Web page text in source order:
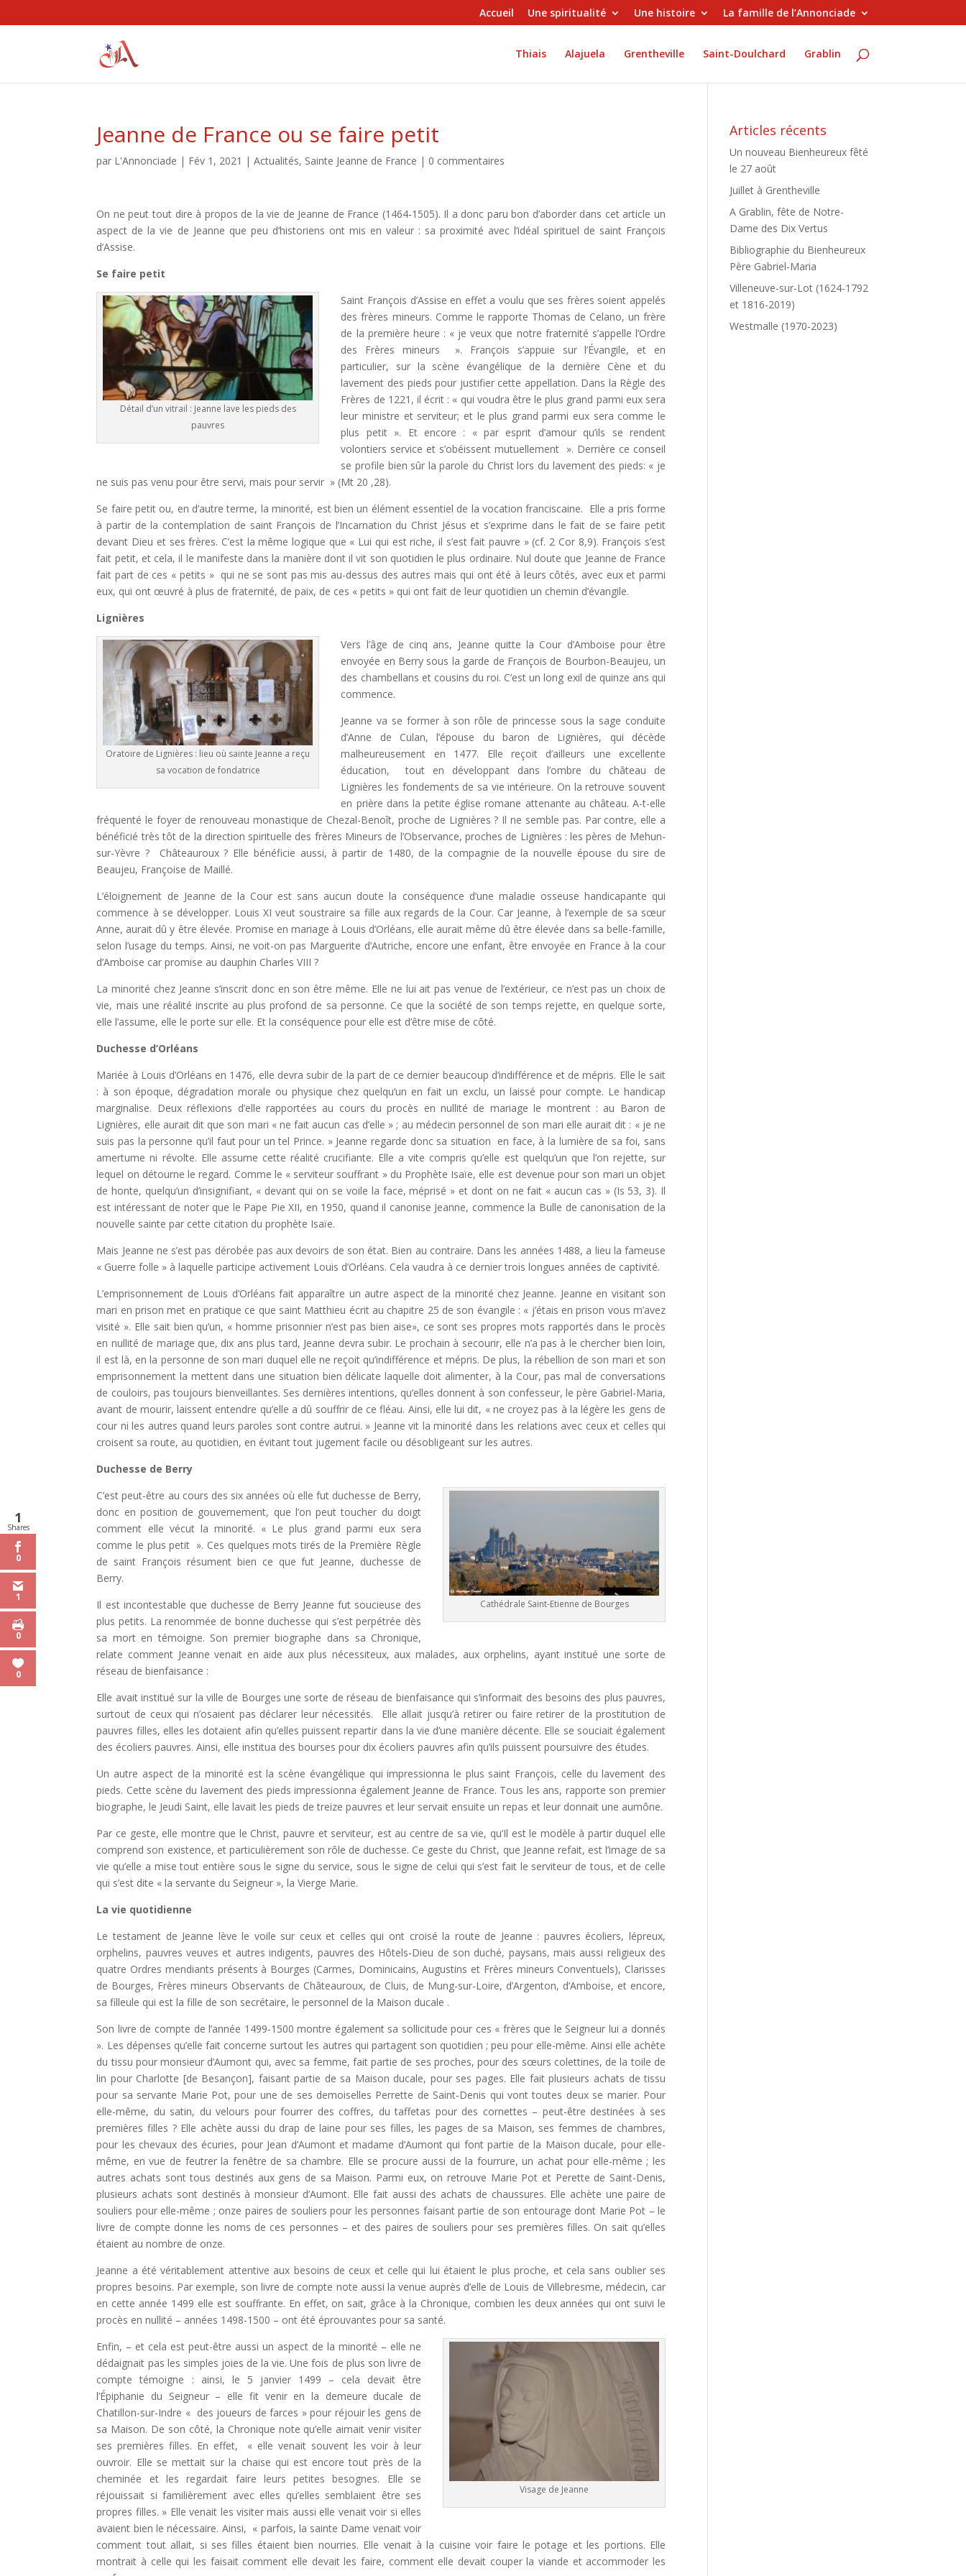
Accueil Une spiritualité Une histoire La famille de l’Annonciade
Thiais Alajuela Grentheville Saint-Doulchard Grablin
Jeanne de France ou se faire petit
par L'Annonciade | Fév 1, 2021 |Actualités, Sainte Jeanne de France | 0 commentaires
On ne peut tout dire à propos de la vie de Jeanne de France (1464-1505). Il a donc paru bon d’aborder dans cet article un
aspect de la vie de Jeanne que peu d’historiens ont mis en valeur : sa proximité avec l’idéal spirituel de saint François
d’Assise.
Se faire petit
Détail d’un vitrail : Jeanne lave les pieds des
pauvres
Saint François d’Assise en effet a voulu que ses frères soient appelés
des frères mineurs. Comme le rapporte Thomas de Celano, un frère
de la première heure : « je veux que notre fraternité s’appelle l’Ordre
des Frères mineurs ». François s’appuie sur l’Évangile, et en
particulier, sur la scène évangélique de la dernière Cène et du
lavement des pieds pour justifier cette appellation. Dans la Règle des
Frères de 1221, il écrit : « qui voudra être le plus grand parmi eux sera
leur ministre et serviteur; et le plus grand parmi eux sera comme le
plus petit ». Et encore : « par esprit d’amour qu’ils se rendent
volontiers service et s’obéissent mutuellement ». Derrière ce conseil
se profile bien sûr la parole du Christ lors du lavement des pieds: « je
ne suis pas venu pour être servi, mais pour servir » (Mt 20 ,28).
Se faire petit ou, en d’autre terme, la minorité, est bien un élément essentiel de la vocation franciscaine. Elle a pris forme
à partir de la contemplation de saint François de l’Incarnation du Christ Jésus et s’exprime dans le fait de se faire petit
devant Dieu et ses frères. C’est la même logique que « Lui qui est riche, il s’est fait pauvre » (cf. 2 Cor 8,9). François s’est
fait petit, et cela, il le manifeste dans la manière dont il vit son quotidien le plus ordinaire. Nul doute que Jeanne de France
fait part de ces « petits » qui ne se sont pas mis au-dessus des autres mais qui ont été à leurs côtés, avec eux et parmi
eux, qui ont œuvré à plus de fraternité, de paix, de ces « petits » qui ont fait de leur quotidien un chemin d’évangile.
Lignières
Oratoire de Lignières : lieu où sainte Jeanne a reçu
sa vocation de fondatrice
Vers l’âge de cinq ans, Jeanne quitte la Cour d’Amboise pour être
envoyée en Berry sous la garde de François de Bourbon-Beaujeu, un
des chambellans et cousins du roi. C’est un long exil de quinze ans qui
commence.
Jeanne va se former à son rôle de princesse sous la sage conduite
d’Anne de Culan, l’épouse du baron de Lignières, qui décède
malheureusement en 1477. Elle reçoit d’ailleurs une excellente
éducation, tout en développant dans l’ombre du château de
Lignières les fondements de sa vie intérieure. On la retrouve souvent
en prière dans la petite église romane attenante au château. A-t-elle
fréquenté le foyer de renouveau monastique de Chezal-Benoît, proche de Lignières ? Il ne semble pas. Par contre, elle a
bénéficié très tôt de la direction spirituelle des frères Mineurs de l’Observance, proches de Lignières : les pères de Mehun-
sur-Yèvre ? Châteauroux ? Elle bénéficie aussi, à partir de 1480, de la compagnie de la nouvelle épouse du sire de
Beaujeu, Françoise de Maillé.
L’éloignement de Jeanne de la Cour est sans aucun doute la conséquence d’une maladie osseuse handicapante qui
commence à se développer. Louis XI veut soustraire sa fille aux regards de la Cour. Car Jeanne, à l’exemple de sa sœur
Anne, aurait dû y être élevée. Promise en mariage à Louis d’Orléans, elle aurait même dû être élevée dans sa belle-famille,
selon l’usage du temps. Ainsi, ne voit-on pas Marguerite d’Autriche, encore une enfant, être envoyée en France à la cour
d’Amboise car promise au dauphin Charles VIII ?
La minorité chez Jeanne s’inscrit donc en son être même. Elle ne lui ait pas venue de l’extérieur, ce n’est pas un choix de
vie, mais une réalité inscrite au plus profond de sa personne. Ce que la société de son temps rejette, en quelque sorte,
elle l’assume, elle le porte sur elle. Et la conséquence pour elle est d’être mise de côté.
Duchesse d’Orléans
Mariée à Louis d’Orléans en 1476, elle devra subir de la part de ce dernier beaucoup d’indifférence et de mépris. Elle le sait
: à son époque, dégradation morale ou physique chez quelqu’un en fait un exclu, un laissé pour compte. Le handicap
marginalise. Deux réflexions d’elle rapportées au cours du procès en nullité de mariage le montrent : au Baron de
Lignières, elle aurait dit que son mari « ne fait aucun cas d’elle » ; au médecin personnel de son mari elle aurait dit : « je ne
suis pas la personne qu’il faut pour un tel Prince. » Jeanne regarde donc sa situation en face, à la lumière de sa foi, sans
amertume ni révolte. Elle assume cette réalité crucifiante. Elle a vite compris qu’elle est quelqu’un que l’on rejette, sur
lequel on détourne le regard. Comme le « serviteur souffrant » du Prophète Isaïe, elle est devenue pour son mari un objet
de honte, quelqu’un d’insignifiant, « devant qui on se voile la face, méprisé » et dont on ne fait « aucun cas » (Is 53, 3). Il
est intéressant de noter que le Pape Pie XII, en 1950, quand il canonise Jeanne, commence la Bulle de canonisation de la
nouvelle sainte par cette citation du prophète Isaïe.
Mais Jeanne ne s’est pas dérobée pas aux devoirs de son état. Bien au contraire. Dans les années 1488, a lieu la fameuse
« Guerre folle » à laquelle participe activement Louis d’Orléans. Cela vaudra à ce dernier trois longues années de captivité.
L’emprisonnement de Louis d’Orléans fait apparaître un autre aspect de la minorité chez Jeanne. Jeanne en visitant son
mari en prison met en pratique ce que saint Matthieu écrit au chapitre 25 de son évangile : « j’étais en prison vous m’avez
visité ». Elle sait bien qu’un, « homme prisonnier n’est pas bien aise», ce sont ses propres mots rapportés dans le procès
en nullité de mariage que, dix ans plus tard, Jeanne devra subir. Le prochain à secourir, elle n’a pas à le chercher bien loin,
il est là, en la personne de son mari duquel elle ne reçoit qu’indifférence et mépris. De plus, la rébellion de son mari et son
emprisonnement la mettent dans une situation bien délicate laquelle doit alimenter, à la Cour, pas mal de conversations
de couloirs, pas toujours bienveillantes. Ses dernières intentions, qu’elles donnent à son confesseur, le père Gabriel-Maria,
avant de mourir, laissent entendre qu’elle a dû souffrir de ce fléau. Ainsi, elle lui dit, « ne croyez pas à la légère les gens de
cour ni les autres quand leurs paroles sont contre autrui. » Jeanne vit la minorité dans les relations avec ceux et celles qui
croisent sa route, au quotidien, en évitant tout jugement facile ou désobligeant sur les autres.
Duchesse de Berry
Cathédrale Saint-Etienne de Bourges
C’est peut-être au cours des six années où elle fut duchesse de Berry,
donc en position de gouvernement, que l’on peut toucher du doigt
comment elle vécut la minorité. « Le plus grand parmi eux sera
comme le plus petit ». Ces quelques mots tirés de la Première Règle
de saint François résument bien ce que fut Jeanne, duchesse de
Berry.
Il est incontestable que duchesse de Berry Jeanne fut soucieuse des
plus petits. La renommée de bonne duchesse qui s’est perpétrée dès
sa mort en témoigne. Son premier biographe dans sa Chronique,
relate comment Jeanne venait en aide aux plus nécessiteux, aux malades, aux orphelins, ayant institué une sorte de
réseau de bienfaisance :
Elle avait institué sur la ville de Bourges une sorte de réseau de bienfaisance qui s’informait des besoins des plus pauvres,
surtout de ceux qui n’osaient pas déclarer leur nécessités. Elle allait jusqu’à retirer ou faire retirer de la prostitution de
pauvres filles, elles les dotaient afin qu’elles puissent repartir dans la vie d’une manière décente. Elle se souciait également
des écoliers pauvres. Ainsi, elle institua des bourses pour dix écoliers pauvres afin qu’ils puissent poursuivre des études.
Un autre aspect de la minorité est la scène évangélique qui impressionna le plus saint François, celle du lavement des
pieds. Cette scène du lavement des pieds impressionna également Jeanne de France. Tous les ans, rapporte son premier
biographe, le Jeudi Saint, elle lavait les pieds de treize pauvres et leur servait ensuite un repas et leur donnait une aumône.
Par ce geste, elle montre que le Christ, pauvre et serviteur, est au centre de sa vie, qu’Il est le modèle à partir duquel elle
comprend son existence, et particulièrement son rôle de duchesse. Ce geste du Christ, que Jeanne refait, est l’image de sa
vie qu’elle a mise tout entière sous le signe du service, sous le signe de celui qui s’est fait le serviteur de tous, et de celle
qui s’est dite « la servante du Seigneur », la Vierge Marie.
La vie quotidienne
Le testament de Jeanne lève le voile sur ceux et celles qui ont croisé la route de Jeanne : pauvres écoliers, lépreux,
orphelins, pauvres veuves et autres indigents, pauvres des Hôtels-Dieu de son duché, paysans, mais aussi religieux des
quatre Ordres mendiants présents à Bourges (Carmes, Dominicains, Augustins et Frères mineurs Conventuels), Clarisses
de Bourges, Frères mineurs Observants de Châteauroux, de Cluis, de Mung-sur-Loire, d’Argenton, d’Amboise, et encore,
sa filleule qui est la fille de son secrétaire, le personnel de la Maison ducale .
Son livre de compte de l’année 1499-1500 montre également sa sollicitude pour ces « frères que le Seigneur lui a donnés
». Les dépenses qu’elle fait concerne surtout les autres qui partagent son quotidien ; peu pour elle-même. Ainsi elle achète
du tissu pour monsieur d’Aumont qui, avec sa femme, fait partie de ses proches, pour des sœurs colettines, de la toile de
lin pour Charlotte [de Besançon], faisant partie de sa Maison ducale, pour ses pages. Elle fait plusieurs achats de tissu
pour sa servante Marie Pot, pour une de ses demoiselles Perrette de Saint-Denis qui vont toutes deux se marier. Pour
elle-même, du satin, du velours pour fourrer des coffres, du taffetas pour des cornettes – peut-être destinées à ses
premières filles ? Elle achète aussi du drap de laine pour ses filles, les pages de sa Maison, ses femmes de chambres,
pour les chevaux des écuries, pour Jean d’Aumont et madame d’Aumont qui font partie de la Maison ducale, pour elle-
même, en vue de feutrer la fenêtre de sa chambre. Elle se procure aussi de la fourrure, un achat pour elle-même ; les
autres achats sont tous destinés aux gens de sa Maison. Parmi eux, on retrouve Marie Pot et Perette de Saint-Denis,
plusieurs achats sont destinés à monsieur d’Aumont. Elle fait aussi des achats de chaussures. Elle achète une paire de
souliers pour elle-même ; onze paires de souliers pour les personnes faisant partie de son entourage dont Marie Pot – le
livre de compte donne les noms de ces personnes – et des paires de souliers pour ses premières filles. On sait qu’elles
étaient au nombre de onze.
Jeanne a été véritablement attentive aux besoins de ceux et celle qui lui étaient le plus proche, et cela sans oublier ses
propres besoins. Par exemple, son livre de compte note aussi la venue auprès d’elle de Louis de Villebresme, médecin, car
en cette année 1499 elle est souffrante. En effet, on sait, grâce à la Chronique, combien les deux années qui ont suivi le
procès en nullité – années 1498-1500 – ont été éprouvantes pour sa santé.
Visage de Jeanne
Enfin, – et cela est peut-être aussi un aspect de la minorité – elle ne
dédaignait pas les simples joies de la vie. Une fois de plus son livre de
compte témoigne : ainsi, le 5 janvier 1499 – cela devait être
l’Épiphanie du Seigneur – elle fit venir en la demeure ducale de
Chatillon-sur-Indre « des joueurs de farces » pour réjouir les gens de
sa Maison. De son côté, la Chronique note qu’elle aimait venir visiter
ses premières filles. En effet, « elle venait souvent les voir à leur
ouvroir. Elle se mettait sur la chaise qui est encore tout près de la
cheminée et les regardait faire leurs petites besognes. Elle se
réjouissait si familièrement avec elles qu’elles semblaient être ses
propres filles. » Elle venait les visiter mais aussi elle venait voir si elles
avaient bien le nécessaire. Ainsi, « parfois, la sainte Dame venait voir
comment tout allait, si ses filles étaient bien nourries. Elle venait à la cuisine voir faire le potage et les portions. Elle
montrait à celle qui les faisait comment elle devait les faire, comment elle devait couper la viande et accommoder les
Articles récents
Un nouveau Bienheureux fêté
le 27 août
Juillet à Grentheville
A Grablin, fête de Notre-
Dame des Dix Vertus
Bibliographie du Bienheureux
Père Gabriel-Maria
Villeneuve-sur-Lot (1624-1792
et 1816-2019)
Westmalle (1970-2023)
1
Shares
0
1
0
0